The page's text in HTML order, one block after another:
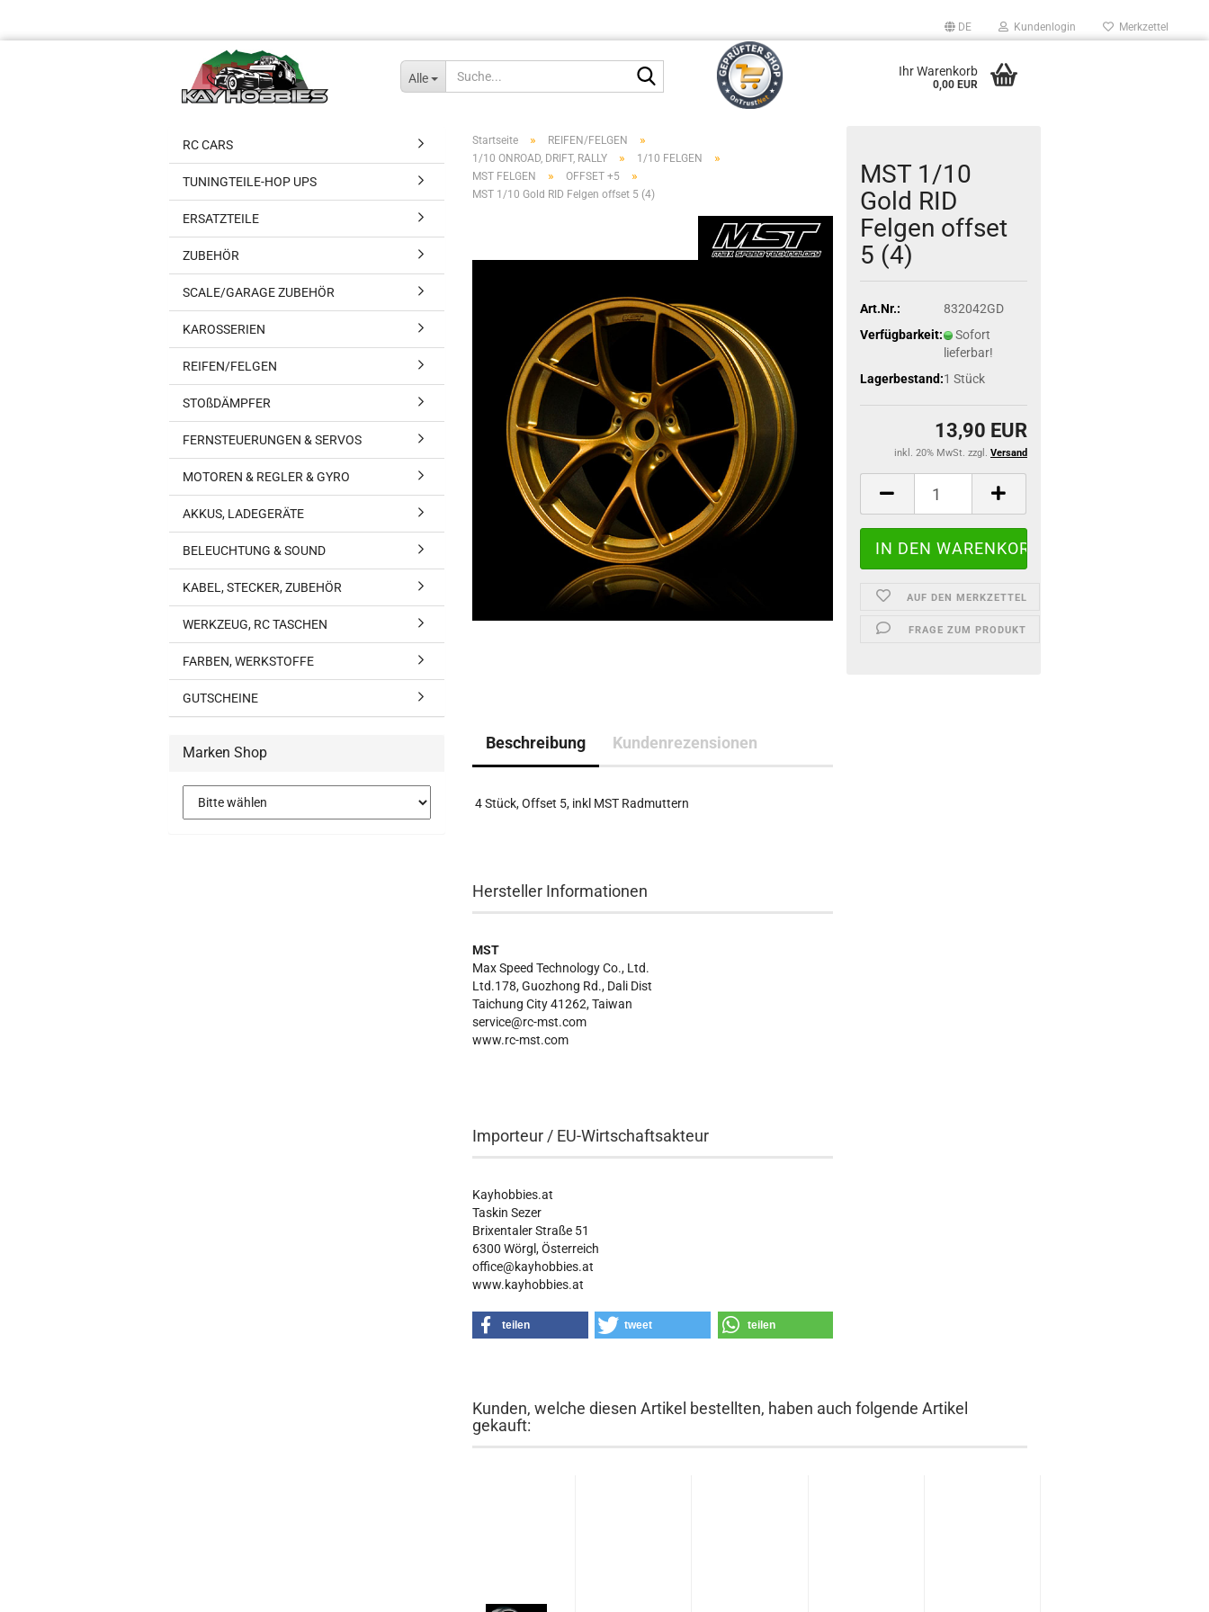
DE Kundenlogin Merkzettel
Alle Ihr Warenkorb
0,00 EUR
Startseite » REIFEN/FELGEN »
1/10 ONROAD, DRIFT, RALLY » 1/10 FELGEN »
MST FELGEN » OFFSET +5 »
MST 1/10 Gold RID Felgen offset 5 (4)
MST 1/10
Gold RID
Felgen offset
5 (4)
Art.Nr.:
832042GD
Verfügbarkeit:
Sofort
lieferbar!
Lagerbestand:1 Stück
13,90 EUR
inkl. 20% MwSt. zzgl. Versand
AUF DEN MERKZETTEL
FRAGE ZUM PRODUKT
Beschreibung Kundenrezensionen
4 Stück, Offset 5, inkl MST Radmuttern
Hersteller Informationen
MST
Max Speed Technology Co., Ltd.
Ltd.178, Guozhong Rd., Dali Dist
Taichung City 41262, Taiwan
service@rc-mst.com
www.rc-mst.com
Importeur / EU-Wirtschaftsakteur
Kayhobbies.at
Taskin Sezer
Brixentaler Straße 51
6300 Wörgl, Österreich
office@kayhobbies.at
www.kayhobbies.at
teilen tweet teilen
Kunden, welche diesen Artikel bestellten, haben auch folgende Artikel
gekauft:
RC CARS
TUNINGTEILE-HOP UPS
ERSATZTEILE
ZUBEHÖR
SCALE/GARAGE ZUBEHÖR
KAROSSERIEN
REIFEN/FELGEN
STOßDÄMPFER
FERNSTEUERUNGEN & SERVOS
MOTOREN & REGLER & GYRO
AKKUS, LADEGERÄTE
BELEUCHTUNG & SOUND
KABEL, STECKER, ZUBEHÖR
WERKZEUG, RC TASCHEN
FARBEN, WERKSTOFFE
GUTSCHEINE
Marken Shop